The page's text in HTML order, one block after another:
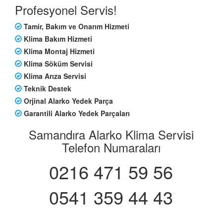
Profesyonel Servis!
Tamir, Bakım ve Onarım Hizmeti
Klima Bakım Hizmeti
Klima Montaj Hizmeti
Klima Söküm Servisi
Klima Arıza Servisi
Teknik Destek
Orjinal Alarko Yedek Parça
Garantili Alarko Yedek Parçaları
Samandıra Alarko Klima Servisi
Telefon Numaraları
0216 471 59 56
0541 359 44 43